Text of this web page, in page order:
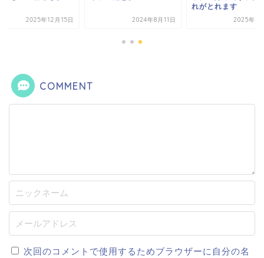
2025年12月15日 2024年8月11日
れがとれます
2025年5
COMMENT
次回のコメントで使用するためブラウザーに自分の名